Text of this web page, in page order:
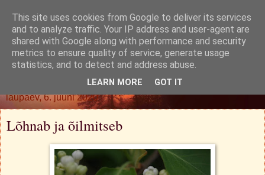
Oh. Jah. Muidugi.
laupäev, 6. juuni 2020
Lõhnab ja õilmitseb
This site uses cookies from Google to deliver its services
and to analyze traffic. Your IP address and user-agent are
shared with Google along with performance and security
metrics to ensure quality of service, generate usage
statistics, and to detect and address abuse.
LEARN MORE GOT IT